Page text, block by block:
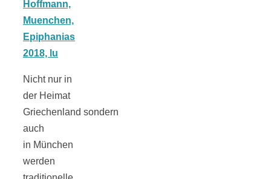
Nicht nur in
der Heimat
Griechenland sondern
auch
in München
werden